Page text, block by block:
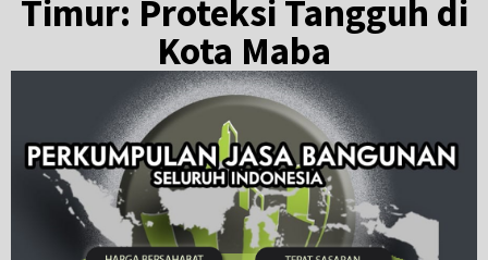
Timur: Proteksi Tangguh di
Kota Maba